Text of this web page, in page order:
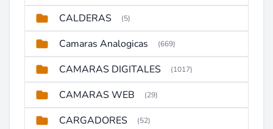
CALDERAS (5)
Camaras Analogicas (669)
CAMARAS DIGITALES (1017)
CAMARAS WEB (29)
CARGADORES (52)